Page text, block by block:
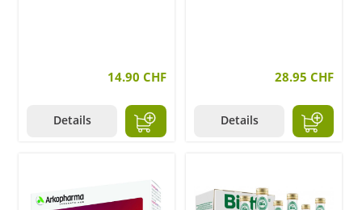
14.90 CHF
Details
28.95 CHF
Details